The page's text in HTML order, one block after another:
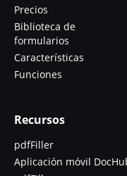
Precios
Biblioteca de
formularios
Características
Funciones
Recursos
pdfFiller
Aplicación móvil